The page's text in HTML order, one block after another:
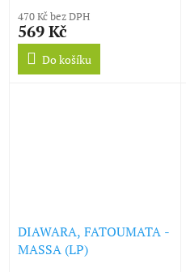
470 Kč bez DPH
569 Kč
Do košíku
DIAWARA, FATOUMATA -
MASSA (LP)